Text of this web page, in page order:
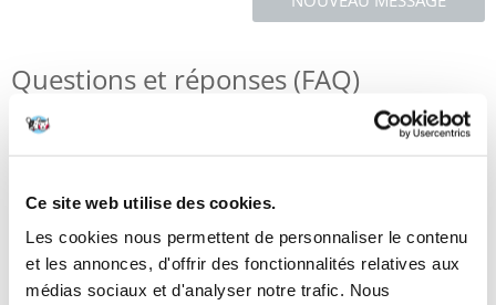
Ce site web utilise des cookies.
Les cookies nous permettent de personnaliser le contenu
et les annonces, d'offrir des fonctionnalités relatives aux
médias sociaux et d'analyser notre trafic. Nous
Questions et réponses (FAQ)
Critiques
Photos supplémentaires